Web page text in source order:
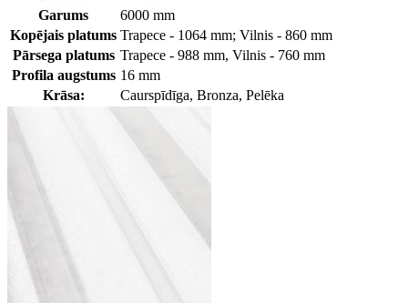
Garums
6000 mm
Kopējais platums Trapece - 1064 mm; Vilnis - 860 mm
Pārsega platums Trapece - 988 mm, Vilnis - 760 mm
Profila augstums 16 mm
Krāsa:
Caurspīdīga, Bronza, Pelēka